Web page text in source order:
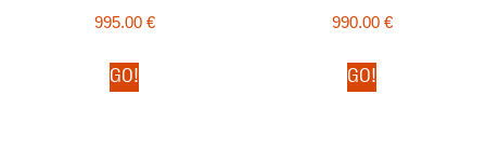
995.00 €
GO!
990.00 €
GO!